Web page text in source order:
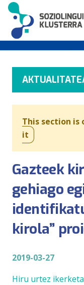
This section is
it
Gazteek
gehiago
kirola”
2019-03-27
Hiru urtez